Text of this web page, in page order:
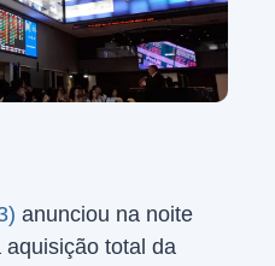
anunciou na noite
total da